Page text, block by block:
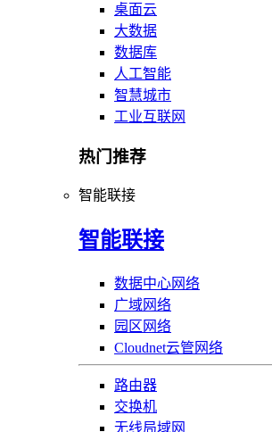
桌面云
大数据
数据库
人工智能
智慧城市
工业互联网
热门推荐
智能联接
智能联接
数据中心网络
广域网络
园区网络
Cloudnet云管网络
路由器
交换机
无线局域网